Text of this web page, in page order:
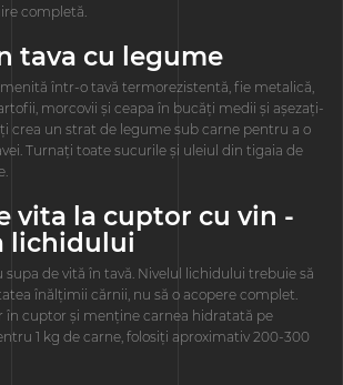
completă.
tava cu legume
într-o tavă termorezistentă, fie metalică,
morcovii și ceapa în bucăți medii și așezați-
crea un strat de legume sub carne pentru a o
Turnați toate sucurile și uleiul din tigaia de
vita la cuptor cu vin -
lichidului
supa de vită în tavă. Nivelul lichidului trebuie să
înălțimii cărnii, nu să o acopere complet.
în cuptor și menține carnea hidratată pe
1 kg de carne, folosiți aproximativ 200-300